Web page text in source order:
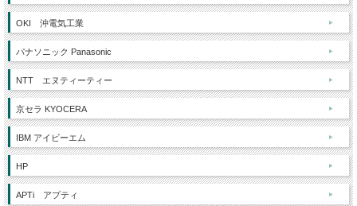
OKI 沖電気工業
パナソニック Panasonic
NTT エヌティーティー
京セラ KYOCERA
IBM アイビーエム
HP
APTi アプティ